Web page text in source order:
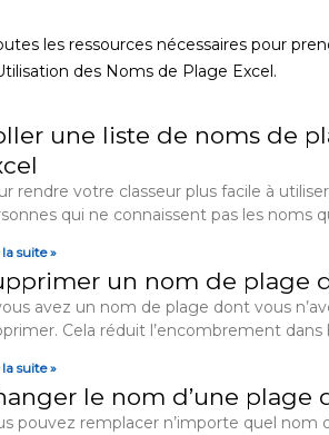
les ressources nécessaires pour
des Noms de Plage Excel.
une liste de noms de
rendre votre classeur plus facile à
qui ne connaissent pas les noms
suite »
un nom de plage
avez un nom de plage dont vous
Cela réduit l’encombrement
suite »
le nom d’une plage
pouvez remplacer n’importe quel nom